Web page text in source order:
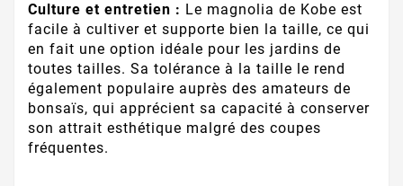
Culture et entretien : Le magnolia de Kobe est
facile à cultiver et supporte bien la taille, ce qui
en fait une option idéale pour les jardins de
toutes tailles. Sa tolérance à la taille le rend
également populaire auprès des amateurs de
bonsaïs, qui apprécient sa capacité à conserver
son attrait esthétique malgré des coupes
fréquentes.